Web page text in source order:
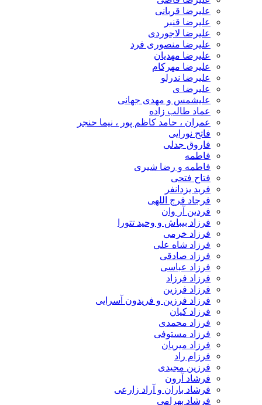
علیرضا قربانی
علیرضا قنبر
علیرضا لاجوردی
علیرضا منصوری فرد
علیرضا مهدیان
علیرضا مهرکام
علیرضا ندرلو
علیرضا ی
علیشمس و مهدی جهانی
عماد طالب زاده
عمران ، حامد کاظم پور ، نیما حنجر
فاتح نورایی
فاروق جدلی
فاطمه
فاطمه و رضا شیری
فتاح فتحی
فربد یزدانفر
فرجاد فرج اللهی
فردین آر وان
فرزاد بیباش و وحید تتورا
فرزاد خرمی
فرزاد شاه علی
فرزاد صادقی
فرزاد عباسی
فرزاد فرزاد
فرزاد فرزین
فرزاد فرزین و فریدون آسرایی
فرزاد کیان
فرزاد محمدی
فرزاد مستوفی
فرزاد میریان
فرزام راد
فرزین مجیدی
فرشاد آرون
فرشاد باران و آراد زارعی
فرشاد بهرامی